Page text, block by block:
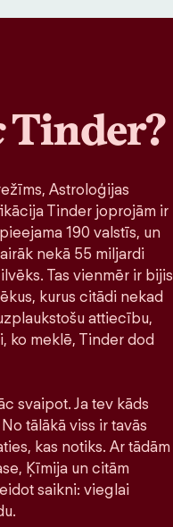
Tinder?
Astroloģijas
Tinder joprojām ir
190 valstīs, un
nekā 55 miljardi
Tas vienmēr ir bijis
kurus citādi nekad
attiecību,
ko meklē, Tinder dod
svaipot. Ja tev kāds
tālākā viss ir tavās
kas notiks. Ar tādām
Ķīmija un citām
saikni: vieglai